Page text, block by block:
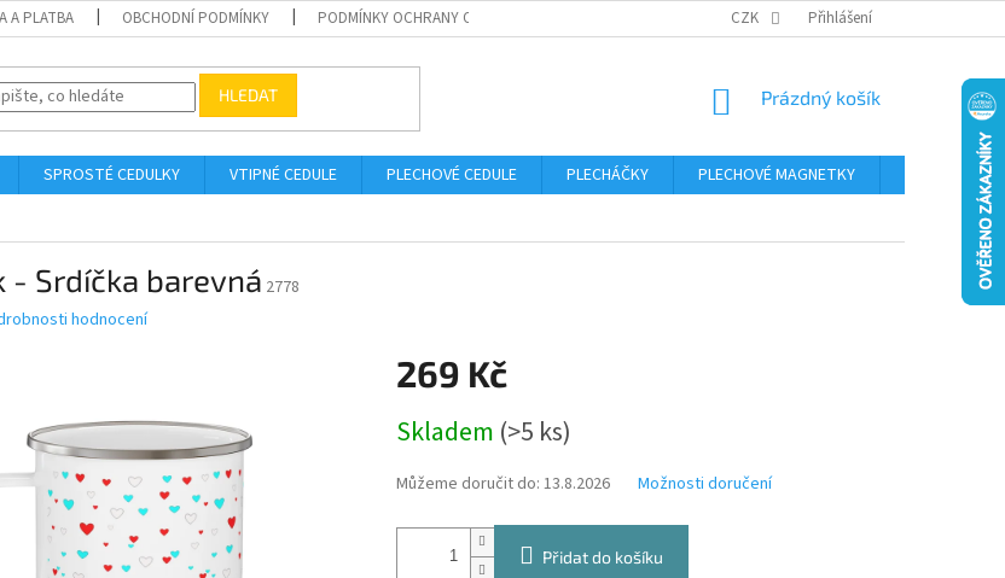
A PLATBA OBCHODNÍ PODMÍNKY PODMÍNKY OCHRANY OSOBNÍCH ÚDAJŮ CZK Přihlášení
HLEDAT
NÁKUPNÍ
Prázdný košík
SPROSTÉ CEDULKY VTIPNÉ CEDULE PLECHOVÉ CEDULE PLECHÁČKY PLECHOVÉ MAGNETKY
ČÍSLA
- Srdíčka barevná 2778
hodnocení
269 Kč
cena:
Skladem (>5 ks)
Můžeme doručit do: 13.8.2026 Možnosti doručení
Přidat do košíku